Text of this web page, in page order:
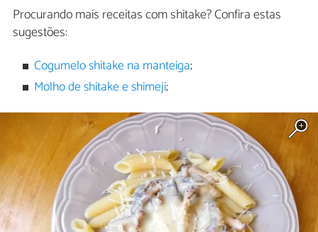
Procurando mais receitas com shitake? Confira estas
sugestões:
Cogumelo shitake na manteiga;
Molho de shitake e shimeji;